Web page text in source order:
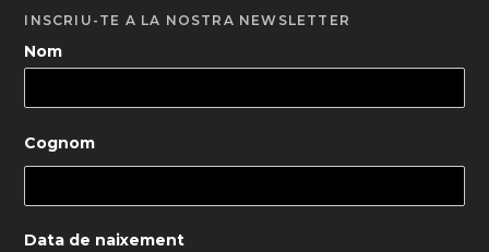
INSCRIU-TE A LA NOSTRA NEWSLETTER
Nom
Cognom
Data de naixement